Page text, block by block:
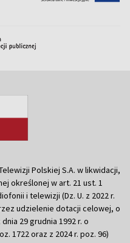
Polskiej S.A. w likwidacji,
określonej w art. 21 ust. 1
i telewizji (Dz. U. z 2022 r.
udzielenie dotacji celowej, o
29 grudnia 1992 r. o
1722 oraz z 2024 r. poz. 96)